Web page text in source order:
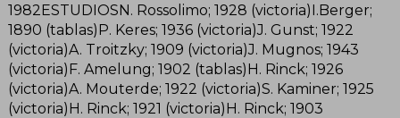
1982ESTUDIOSN. Rossolimo; 1928 (victoria)I.Berger;
1890 (tablas)P. Keres; 1936 (victoria)J. Gunst; 1922
(victoria)A. Troitzky; 1909 (victoria)J. Mugnos; 1943
(victoria)F. Amelung; 1902 (tablas)H. Rinck; 1926
(victoria)A. Mouterde; 1922 (victoria)S. Kaminer; 1925
(victoria)H. Rinck; 1921 (victoria)H. Rinck; 1903